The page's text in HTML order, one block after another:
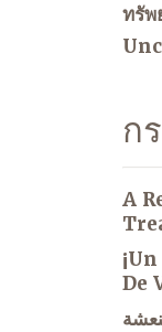
ทรัพ
ก
A
De